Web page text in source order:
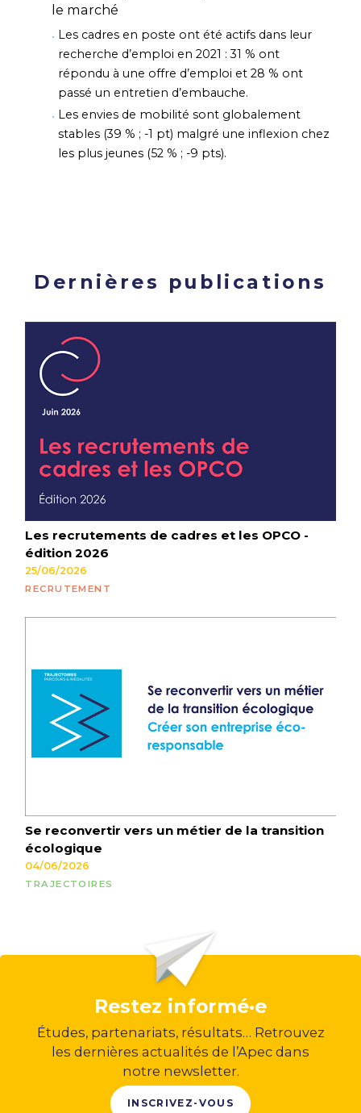
le marché
Les cadres en poste ont été actifs dans leur
recherche d’emploi en 2021 : 31 % ont
répondu à une offre d’emploi et 28 % ont
passé un entretien d’embauche.
Les envies de mobilité sont globalement
stables (39 % ; -1 pt) malgré une inflexion chez
les plus jeunes (52 % ; -9 pts).
Dernières publications
Les recrutements de cadres et les OPCO -
édition 2026
25/06/2026
RECRUTEMENT
Se reconvertir vers un métier de la transition
écologique
04/06/2026
TRAJECTOIRES
Restez informé·e
Études, partenariats, résultats… Retrouvez
les dernières actualités de l’Apec dans
notre newsletter.
INSCRIVEZ-VOUS